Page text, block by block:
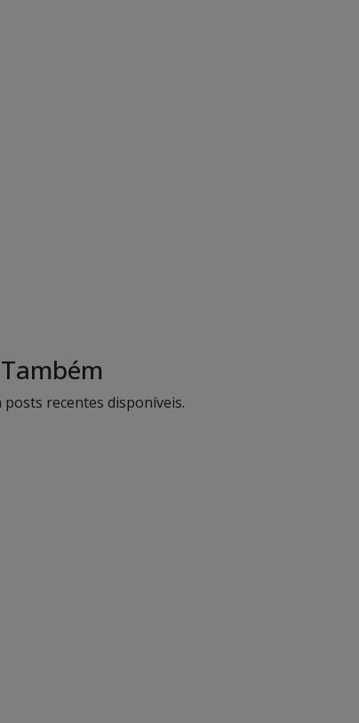
posts recentes disponíveis.